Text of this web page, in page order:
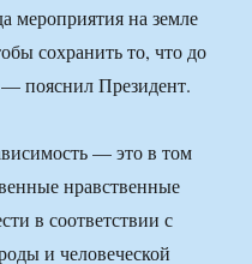
мероприятия на земле
сохранить то, что до
— пояснил Президент.
— это в том
нравственные
в соответствии с
и человеческой